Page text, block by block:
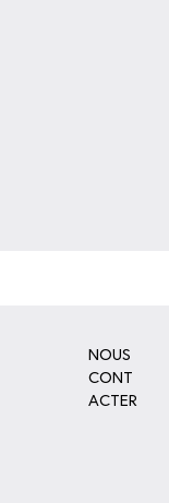
NOUS
CONT
ACTER